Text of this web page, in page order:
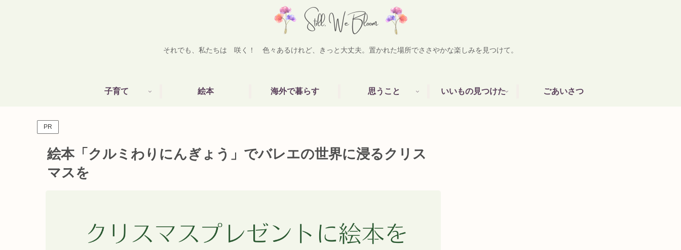
それでも、私たちは 咲く！ 色々あるけれど、きっと大丈夫。置かれた場所でささやかな楽しみを見つけて。
子育て 絵本 海外で暮らす 思うこと いいもの見つけた ごあいさつ
PR
絵本「クルミわりにんぎょう」でバレエの世界に浸るクリス
マスを